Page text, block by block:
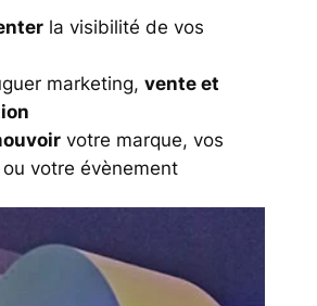
la visibilité de vos
marketing,vente et
votre marque, vos
votre évènement